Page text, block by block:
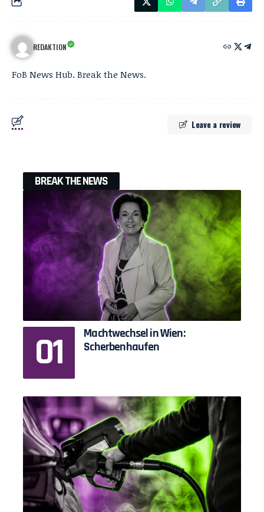
REDAKTION
FoB News Hub. Break the News.
Leave a review
BREAK THE NEWS
Machtwechsel in Wien:
Scherbenhaufen